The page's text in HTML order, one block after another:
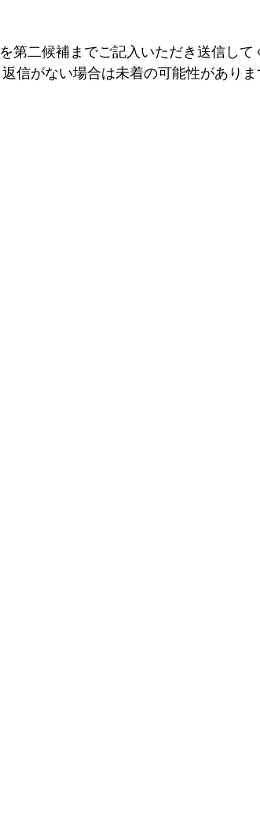
第二候補までご記入いただき送信して
信がない場合は未着の可能性があり